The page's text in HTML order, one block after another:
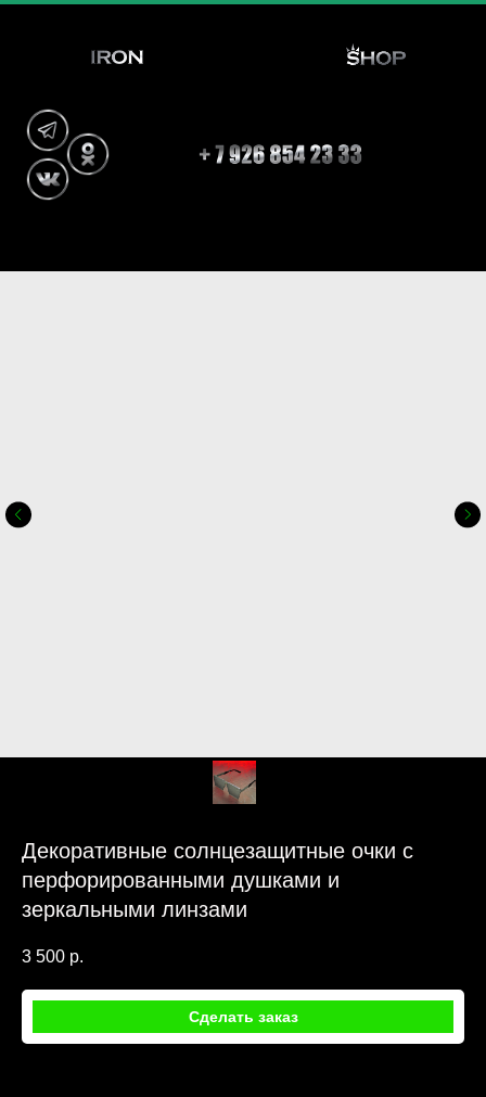
Декоративные солнцезащитные очки с
перфорированными душками и
зеркальными линзами
3 500 р.
Сделать заказ